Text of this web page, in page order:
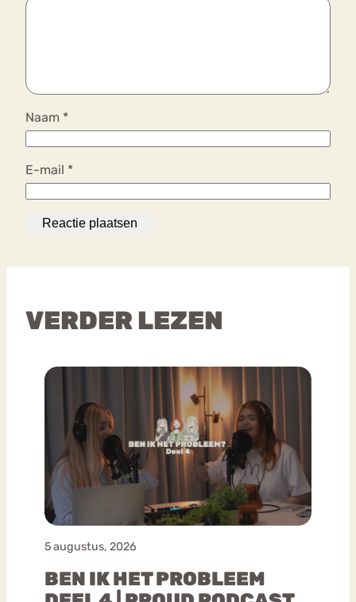
Naam *
E-mail *
VERDER LEZEN
5 augustus, 2026
BEN IK HET PROBLEEM